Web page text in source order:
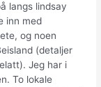
langs lindsay
inn med
og noen
(detaljer
Jeg har i
To lokale